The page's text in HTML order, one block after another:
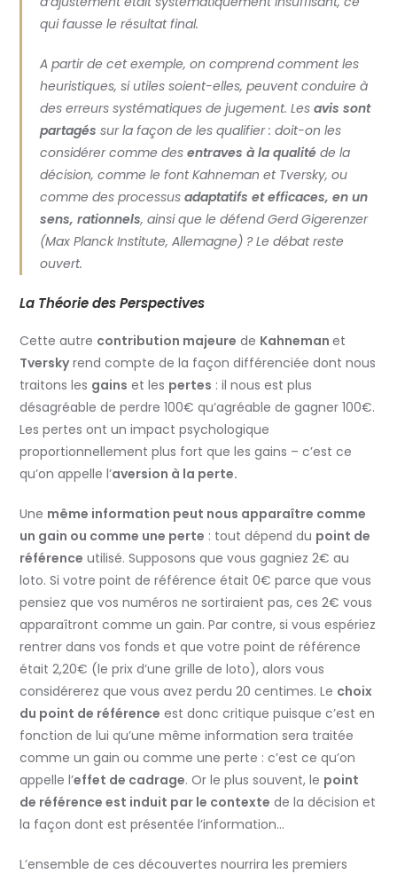
qui fausse le résultat final.
A partir de cet exemple, on comprend comment les
heuristiques, si utiles soient-elles, peuvent conduire à
des erreurs systématiques de jugement. Lesavis sont
partagés sur la façon de les qualifier : doit-on les
considérer comme desentraves à la qualité de la
décision, comme le font Kahneman et Tversky, ou
comme des processusadaptatifs et efficaces, en un
sens, rationnels, ainsi que le défend Gerd Gigerenzer
(Max Planck Institute, Allemagne) ? Le débat reste
ouvert.
La Théorie des Perspectives
Cette autre contribution majeure de Kahnemanet
Tverskyrend compte de la façon différenciée dont nous
traitons les gains et les pertes : il nous est plus
désagréable de perdre 100€ qu’agréable de gagner 100€.
Les pertes ont un impact psychologique
proportionnellement plus fort que les gains – c’est ce
qu’on appelle l’aversion à la perte.
Une même information peut nous apparaître comme
un gain ou comme une perte : tout dépend du point de
référence utilisé. Supposons que vous gagniez 2€ au
loto. Si votre point de référence était 0€ parce que vous
pensiez que vos numéros ne sortiraient pas, ces 2€ vous
apparaîtront comme un gain. Par contre, si vous espériez
rentrer dans vos fonds et que votre point de référence
était 2,20€ (le prix d’une grille de loto), alors vous
considérerez que vous avez perdu 20 centimes. Le choix
du point de référence est donc critique puisque c’est en
fonction de lui qu’une même information sera traitée
comme un gain ou comme une perte : c’est ce qu’on
appelle l’effet de cadrage. Or le plus souvent, le point
de référence est induit par le contexte de la décision et
la façon dont est présentée l’information…
L’ensemble de ces découvertes nourrira les premiers